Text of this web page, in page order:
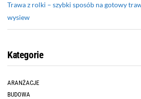
Trawa z rolki – szybki sposób na gotowy
wysiew
Kategorie
ARANŻACJE
BUDOWA